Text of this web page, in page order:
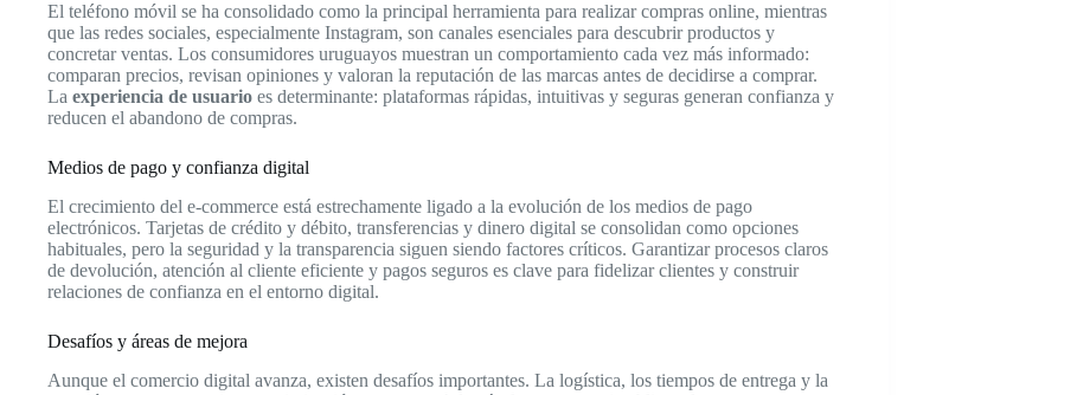
El teléfono móvil se ha consolidado como la principal herramienta para realizar compras online, mientras
que las redes sociales, especialmente Instagram, son canales esenciales para descubrir productos y
concretar ventas. Los consumidores uruguayos muestran un comportamiento cada vez más informado:
comparan precios, revisan opiniones y valoran la reputación de las marcas antes de decidirse a comprar.
La experiencia de usuario es determinante: plataformas rápidas, intuitivas y seguras generan confianza y
reducen el abandono de compras.
Medios de pago y confianza digital
El crecimiento del e-commerce está estrechamente ligado a la evolución de los medios de pago
electrónicos. Tarjetas de crédito y débito, transferencias y dinero digital se consolidan como opciones
habituales, pero la seguridad y la transparencia siguen siendo factores críticos. Garantizar procesos claros
de devolución, atención al cliente eficiente y pagos seguros es clave para fidelizar clientes y construir
relaciones de confianza en el entorno digital.
Desafíos y áreas de mejora
Aunque el comercio digital avanza, existen desafíos importantes. La logística, los tiempos de entrega y la